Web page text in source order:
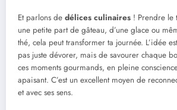
Et parlons de délices culinaires ! Prendre le
une petite part de gâteau, d’une glace ou
thé, cela peut transformer ta journée. L’idée
pas juste dévorer, mais de savourer chaque
ces moments gourmands, en pleine
apaisant. C’est un excellent moyen de
et avec ses sens.